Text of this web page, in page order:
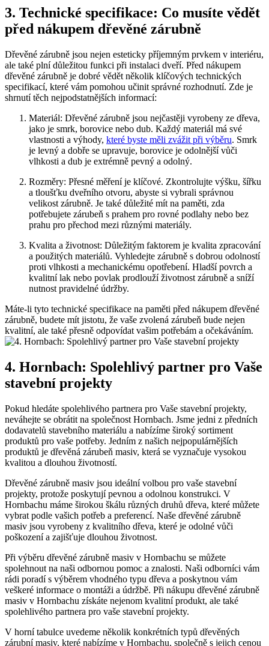
3. Technické specifikace: Co musíte vědět
před nákupem dřevěné zárubně
Dřevěné zárubně jsou nejen esteticky příjemným prvkem v interiéru,
ale také plní důležitou funkci při instalaci dveří. Před nákupem
dřevěné zárubně je dobré vědět několik klíčových technických
specifikací, které vám pomohou učinit správné rozhodnutí. Zde je
shrnutí těch nejpodstatnějších informací:
Materiál: Dřevěné zárubně jsou nejčastěji vyrobeny ze dřeva,
jako je smrk, borovice nebo dub. Každý materiál má své
vlastnosti a výhody, které byste měli zvážit při výběru. Smrk
je levný a dobře se upravuje, borovice je odolnější vůči
vlhkosti a dub je extrémně pevný a odolný.
Rozměry: Přesné měření je klíčové. Zkontrolujte výšku, šířku
a tloušťku dveřního otvoru, abyste si vybrali správnou
velikost zárubně. Je také důležité mít na paměti, zda
potřebujete zárubeň s prahem pro rovné podlahy nebo bez
prahu pro přechod mezi různými materiály.
Kvalita a životnost: Důležitým faktorem je kvalita zpracování
a použitých materiálů. Vyhledejte zárubně s dobrou odolností
proti vlhkosti a mechanickému opotřebení. Hladší povrch a
kvalitní lak nebo povlak prodlouží životnost zárubně a sníží
nutnost pravidelné údržby.
Máte-li tyto technické specifikace na paměti před nákupem dřevěné
zárubně, budete mít jistotu, že vaše zvolená zárubeň bude nejen
kvalitní, ale také přesně odpovídat vašim potřebám a očekáváním.
4. Hornbach: Spolehlivý partner pro Vaše
stavební projekty
Pokud hledáte spolehlivého partnera pro Vaše stavební projekty,
neváhejte se obrátit na společnost Hornbach. Jsme jedni z předních
dodavatelů stavebního materiálu a nabízíme široký sortiment
produktů pro vaše potřeby. Jedním z našich nejpopulárnějších
produktů je dřevěná zárubeň masiv, která se vyznačuje vysokou
kvalitou a dlouhou životností.
Dřevěné zárubně masiv jsou ideální volbou pro vaše stavební
projekty, protože poskytují pevnou a odolnou konstrukci. V
Hornbachu máme širokou škálu různých druhů dřeva, které můžete
vybrat podle vašich potřeb a preferencí. Naše dřevěné zárubně
masiv jsou vyrobeny z kvalitního dřeva, které je odolné vůči
poškození a zajišťuje dlouhou životnost.
Při výběru dřevěné zárubně masiv v Hornbachu se můžete
spolehnout na naši odbornou pomoc a znalosti. Naši odborníci vám
rádi poradí s výběrem vhodného typu dřeva a poskytnou vám
veškeré informace o montáži a údržbě. Při nákupu dřevěné zárubně
masiv v Hornbachu získáte nejenom kvalitní produkt, ale také
spolehlivého partnera pro vaše stavební projekty.
V horní tabulce uvedeme několik konkrétních typů dřevěných
zárubní masiv, které nabízíme v Hornbachu, společně s jejich cenou